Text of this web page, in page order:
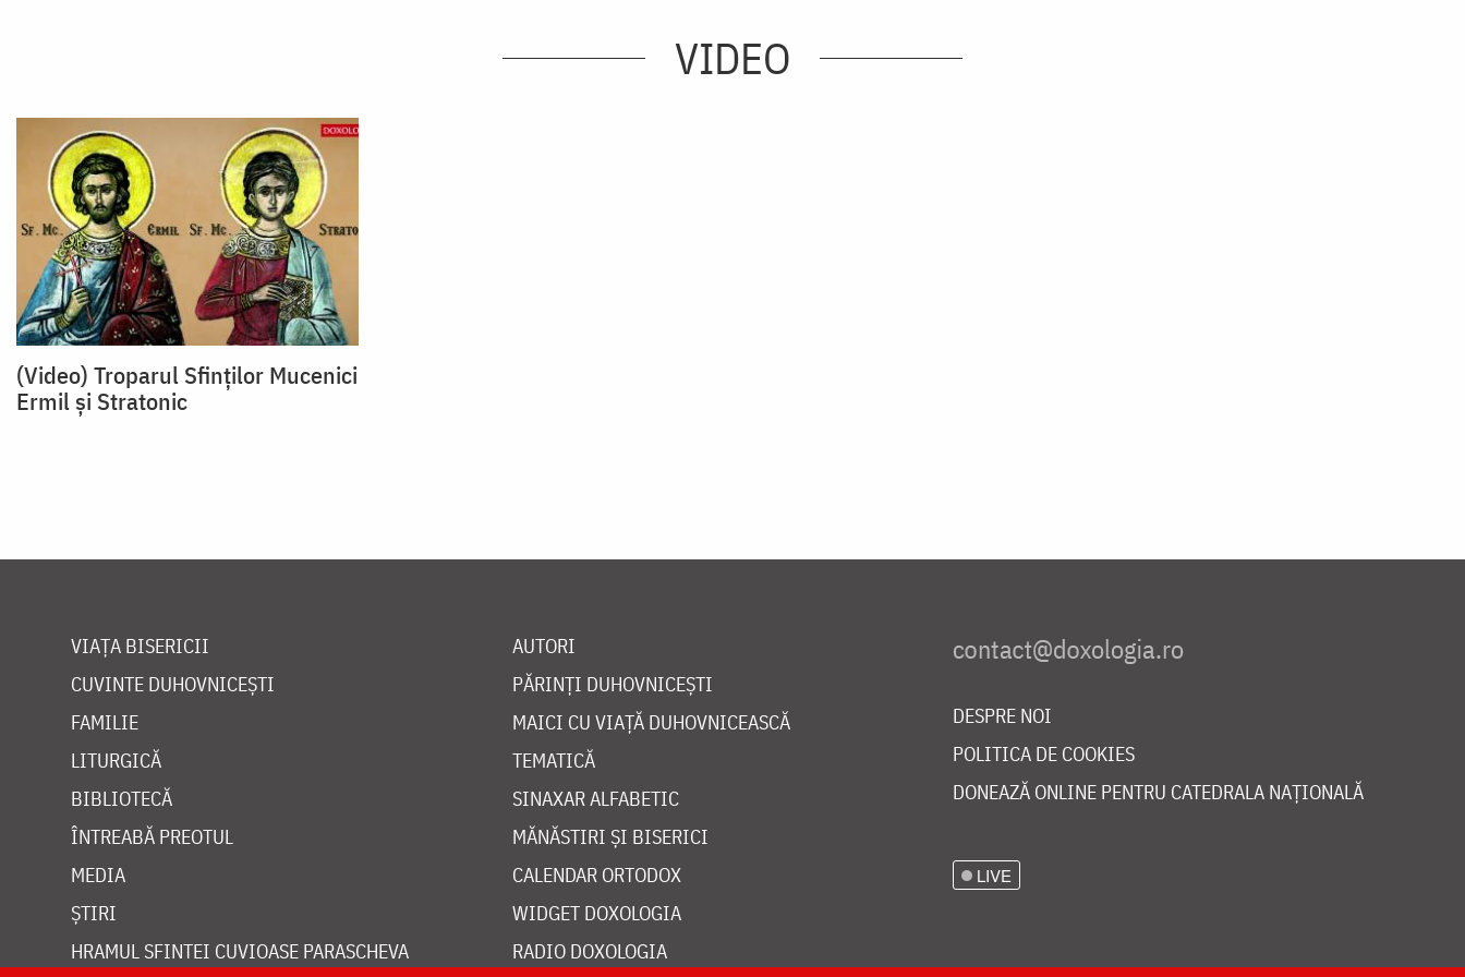
VIDEO
(Video) Troparul Sfinților Mucenici
Ermil și Stratonic
VIAȚA BISERICII
CUVINTE DUHOVNICEȘTI
FAMILIE
LITURGICĂ
BIBLIOTECĂ
ÎNTREABĂ PREOTUL
MEDIA
ȘTIRI
HRAMUL SFINTEI CUVIOASE PARASCHEVA
AUTORI
PĂRINȚI DUHOVNICEȘTI
MAICI CU VIAȚĂ DUHOVNICEASCĂ
TEMATICĂ
SINAXAR ALFABETIC
MĂNĂSTIRI ȘI BISERICI
CALENDAR ORTODOX
WIDGET DOXOLOGIA
RADIO DOXOLOGIA
DESPRE NOI
POLITICA DE COOKIES
DONEAZĂ ONLINE PENTRU CATEDRALA NAȚIONALĂ
LIVE